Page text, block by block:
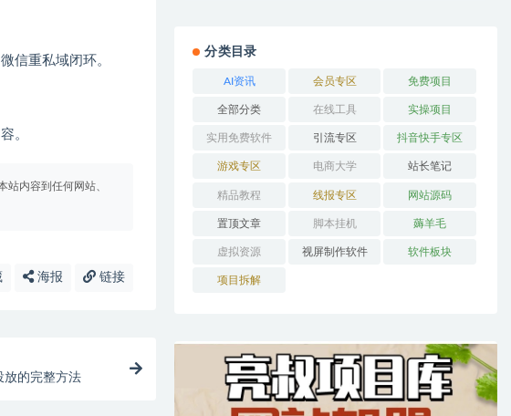
信重私域闭环。
。
内容到任何网站、
海报 链接
放的完整方法
分类目录
AI资讯 会员专区 免费项目
全部分类 在线工具 实操项目
实用免费软件 引流专区 抖音快手专区
游戏专区 电商大学 站长笔记
精品教程 线报专区 网站源码
置顶文章 脚本挂机 薅羊毛
虚拟资源 视屏制作软件 软件板块
项目拆解